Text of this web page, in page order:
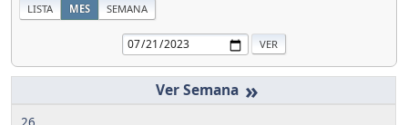
LISTA MES SEMANA
»